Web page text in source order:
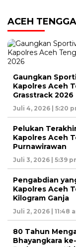
ACEH
Gaungkan
Kapolres Aceh
Grasstrack 2026
Juli 4, 2026 | 5:20
Pelukan
Kapolres Aceh
Purnawirawan
Juli 3, 2026 | 5:39
Pengabdian
Kapolres Aceh
Kilogram Ganja
Juli 2, 2026 | 11:48
80 Tahun
Bhayangkara